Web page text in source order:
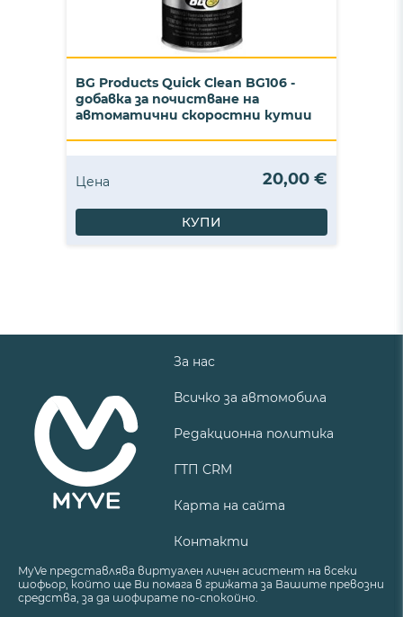
BG Products Quick Clean BG106 -
добавка за почистване на
автоматични скоростни кутии
Цена 20,00 €
КУПИ
За нас
Всичко за автомобила
Редакционна политика
ГТП CRM
Карта на сайта
Контакти
MyVe представлява виртуален личен асистент на всеки
шофьор, който ще Ви помага в грижата за Вашите превозни
средства, за да шофирате по-спокойно.